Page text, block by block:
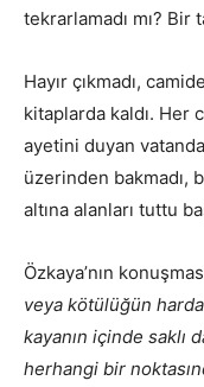
tekrarlamadı mı? Bir
Hayır çıkmadı,
kitaplarda kaldı. Her
ayetini duyan
üzerinden bakmadı,
altına alanları tuttu
Özkaya’nın
veya kötülüğün
kayanın içinde saklı
herhangi bir